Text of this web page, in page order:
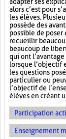
alors c’est pour
les élèves.
possède des
possible de
recueillir
beaucoup de
qui ont
lorsque l’objectif
les questions
particulier ou
l’objectif de
élèves en créant
Participation
Enseignement